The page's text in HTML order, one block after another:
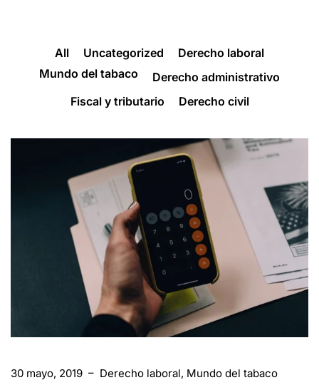
All Uncategorized
Derecho laboral
Mundo del tabaco
Derecho administrativo
Fiscal y tributario
Derecho civil
30 mayo, 2019 – Derecho laboral, Mundo del tabaco